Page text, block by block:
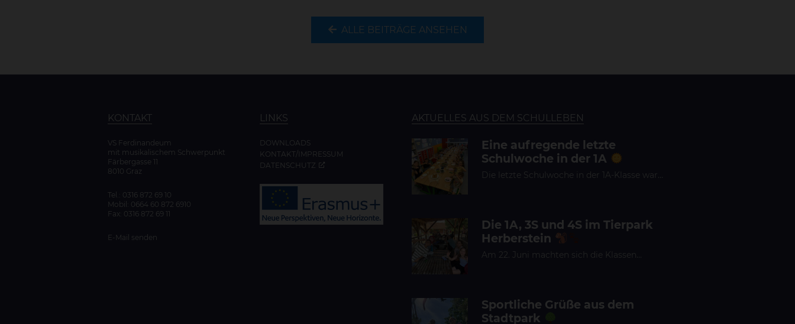
ALLE BEITRÄGE ANSEHEN
KONTAKT
VS Ferdinandeum
mit musikalischem Schwerpunkt
Färbergasse 11
8010 Graz
Tel.: 0316 872 69 10
Mobil: 0664 60 872 6910
Fax: 0316 872 69 11
E-Mail senden
LINKS
DOWNLOADS
KONTAKT/IMPRESSUM
DATENSCHUTZ
AKTUELLES AUS DEM SCHULLEBEN
Eine aufregende letzte
Schulwoche in der 1A
Die letzte Schulwoche in der 1A-Klasse war…
Die 1A, 3S und 4S im Tierpark
Herberstein
Am 22. Juni machten sich die Klassen…
Sportliche Grüße aus dem
Stadtpark